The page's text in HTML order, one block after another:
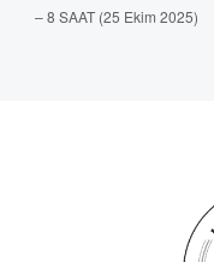
– 8 SAAT (25 Ekim 2025)